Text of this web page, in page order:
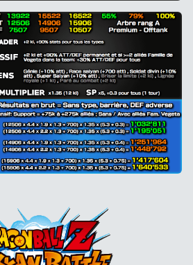
Dokkan Essentials x Dragon